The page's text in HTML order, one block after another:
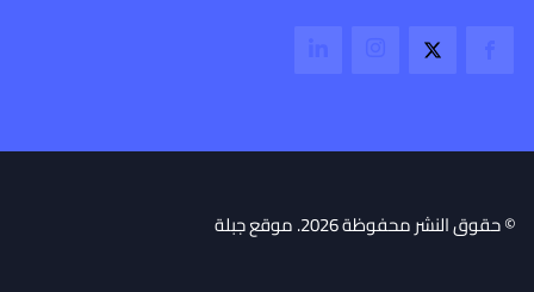
© حقوق النشر محفوظة 2026. موقع جبلة